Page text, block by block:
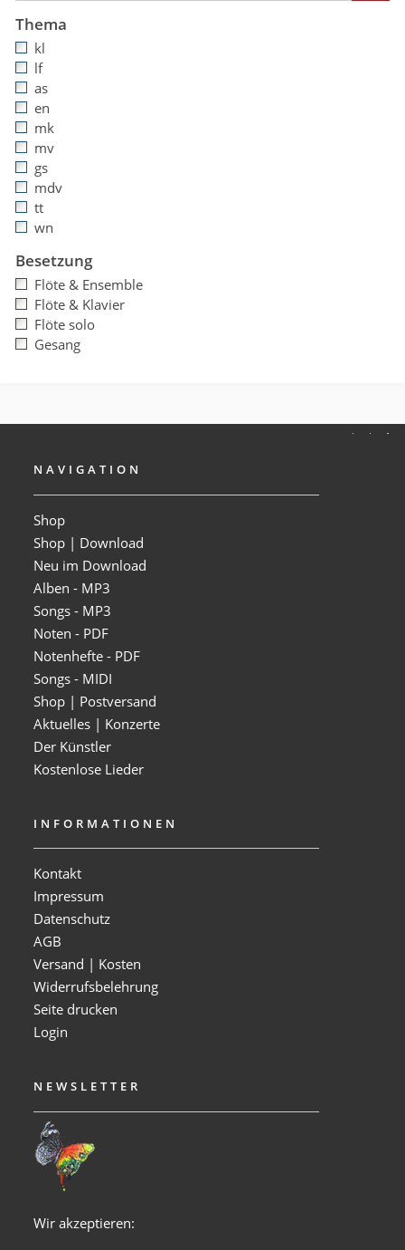
Thema
kl
lf
as
en
mk
mv
gs
mdv
tt
wn
Besetzung
Flöte & Ensemble
Flöte & Klavier
Flöte solo
Gesang
NAVIGATION
Shop
Shop | Download
Neu im Download
Alben - MP3
Songs - MP3
Noten - PDF
Notenhefte - PDF
Songs - MIDI
Shop | Postversand
Aktuelles | Konzerte
Der Künstler
Kostenlose Lieder
INFORMATIONEN
Kontakt
Impressum
Datenschutz
AGB
Versand | Kosten
Widerrufsbelehrung
Seite drucken
Login
NEWSLETTER
Wir akzeptieren: